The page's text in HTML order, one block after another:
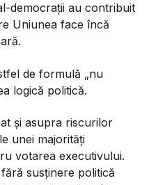
democrații au contribuit
Uniunea face încă
de formulă „nu
logică politică.
și asupra riscurilor
unei majorități
votarea executivului.
susținere politică